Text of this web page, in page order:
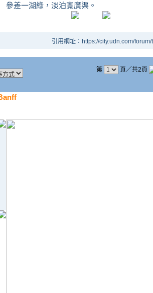
參差一湖綠，淡泊寬廣渠。
引用網址：https://city.udn.com/
第 頁／共2頁